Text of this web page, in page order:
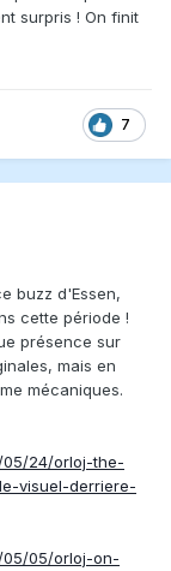
surpris ! On finit
7
buzz d'Essen,
cette période !
présence sur
mais en
mécaniques.
05/24/orloj-the-
visuel-derriere-
05/05/orloj-on-